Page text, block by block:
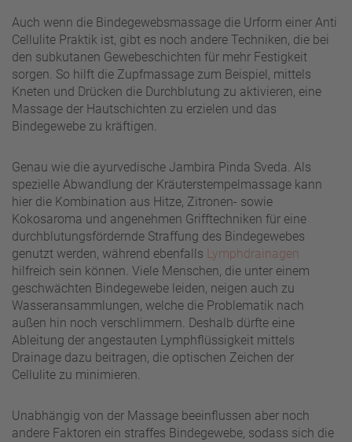
Auch wenn die Bindegewebsmassage die Urform einer Anti
Cellulite Praktik ist, gibt es noch andere Techniken, die bei
den subkutanen Gewebeschichten für mehr Festigkeit
sorgen. So hilft die Zupfmassage zum Beispiel, mittels
Kneten und Drücken die Durchblutung zu aktivieren, eine
Massage der Hautschichten zu erzielen und das
Bindegewebe zu kräftigen.
Genau wie die ayurvedische Jambira Pinda Sveda. Als
spezielle Abwandlung der Kräuterstempelmassage kann
hier die Kombination aus Hitze, Zitronen- sowie
Kokosaroma und angenehmen Grifftechniken für eine
durchblutungsfördernde Straffung des Bindegewebes
genutzt werden, während ebenfalls Lymphdrainagen
hilfreich sein können. Viele Menschen, die unter einem
geschwächten Bindegewebe leiden, neigen auch zu
Wasseransammlungen, welche die Problematik nach
außen hin noch verschlimmern. Deshalb dürfte eine
Ableitung der angestauten Lymphflüssigkeit mittels
Drainage dazu beitragen, die optischen Zeichen der
Cellulite zu minimieren.
Unabhängig von der Massage beeinflussen aber noch
andere Faktoren ein straffes Bindegewebe, sodass sich die